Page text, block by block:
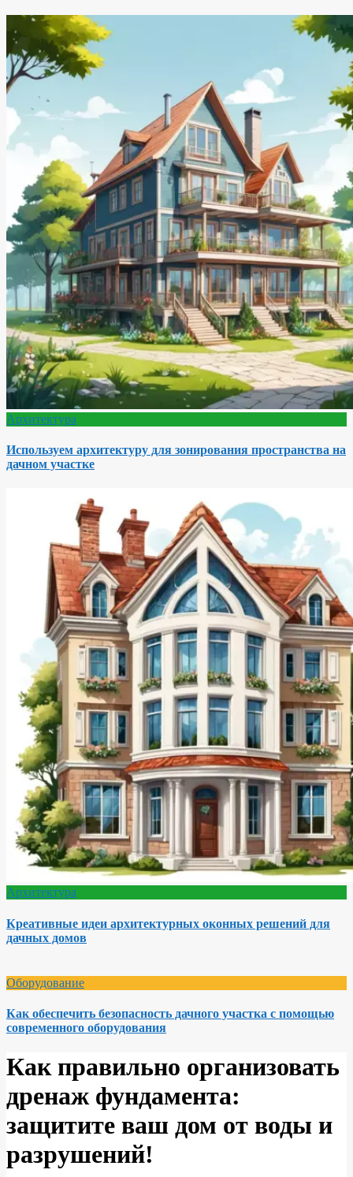
Архитектура
Используем архитектуру для зонирования пространства на
дачном участке
Архитектура
Креативные идеи архитектурных оконных решений для
дачных домов
Оборудование
Как обеспечить безопасность дачного участка с помощью
современного оборудования
Как правильно организовать
дренаж фундамента:
защитите ваш дом от воды и
разрушений!